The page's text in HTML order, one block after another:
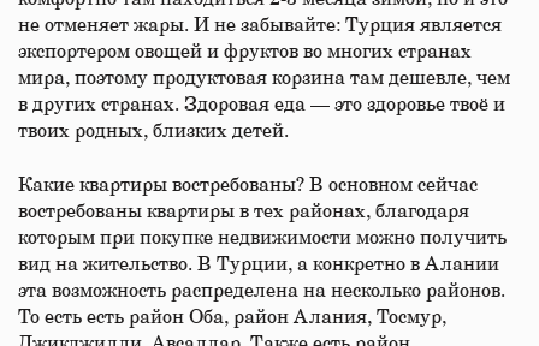
не отменяет жары. И не забывайте: Турция является
экспортером овощей и фруктов во многих странах
мира, поэтому продуктовая корзина там дешевле, чем
в других странах. Здоровая еда — это здоровье твоё и
твоих родных, близких детей.
Какие квартиры востребованы? В основном сейчас
востребованы квартиры в тех районах, благодаря
которым при покупке недвижимости можно получить
вид на жительство. В Турции, а конкретно в Алании
эта возможность распределена на несколько районов.
То есть есть район Оба, район Алания, Тосмур,